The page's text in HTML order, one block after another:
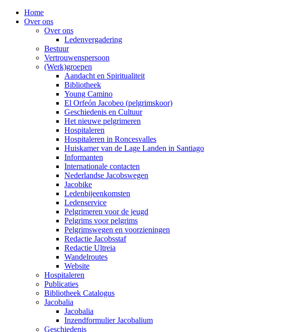
Home
Over ons
Over ons
Ledenvergadering
Bestuur
Vertrouwenspersoon
(Werk)groepen
Aandacht en Spiritualiteit
Bibliotheek
Young Camino
El Orfeón Jacobeo (pelgrimskoor)
Geschiedenis en Cultuur
Het nieuwe pelgrimeren
Hospitaleren
Hospitaleren in Roncesvalles
Huiskamer van de Lage Landen in Santiago
Informanten
Internationale contacten
Nederlandse Jacobswegen
Jacobike
Ledenbijeenkomsten
Ledenservice
Pelgrimeren voor de jeugd
Pelgrims voor pelgrims
Pelgrimswegen en voorzieningen
Redactie Jacobsstaf
Redactie Ultreia
Wandelroutes
Website
Hospitaleren
Publicaties
Bibliotheek Catalogus
Jacobalia
Jacobalia
Inzendformulier Jacobalium
Geschiedenis